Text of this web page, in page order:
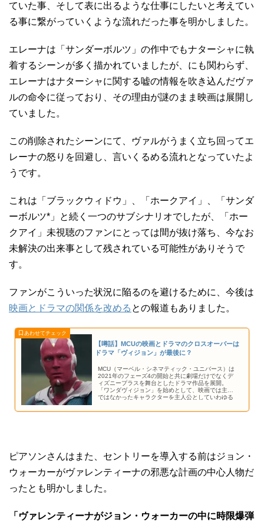
ていた事、そして表に出るような仕事にしたいと考えてい
る事に繋がっていくような流れだった事を明かしました。
エレーナは「サンダーボルツ」の作中でもナターシャに執
着するシーンが多く描かれていましたが、にも関わらず、
エレーナはナターシャに関する嘘の情報を吹き込んだヴァ
ルの命令に従っており、その理由が謎のまま映画は展開し
ていました。
この削除されたシーンにて、ヴァルがうまく立ち回ってエ
レーナの怒りを回避し、言いくるめる流れとなっていたよ
うです。
これは「ブラックウィドウ」、「ホークアイ」、「サンダ
ーボルツ*」と続く一つのサブシナリオでしたが、「ホー
クアイ」未視聴のファンにとっては間が抜け落ち、今なお
未解決の出来事として残されている可能性がありそうで
す。
ファンがこういった状況に陥るのを避けるために、今後は
映画とドラマの関係を改める との報道もありました。
【噂話】MCUの映画とドラマのクロスオーバーは
ドラマ「ヴィジョン」が最後に？
MCU（マーベル・シネマティック・ユニバース）は
2021年のフェーズ4の開始と共に劇場だけでなくデ
ィズニープラスを舞台としたドラマ作品を展開。
「ワンダヴィジョン」を始めとして、映画では主役
ではなかったキャラクターを主人公としていわゆる
かし、今後はこのような展開はなくなっていくと海
ピアソンさんはまた、セントリーを導入する前はジョン・
ウォーカーがヴァレンティーナの邪悪な計画の中心人物だ
ったとも明かしました。
「ヴァレンティーナがジョン・ウォーカーの中に時限爆弾